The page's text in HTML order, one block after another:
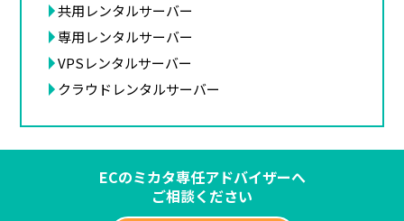
共用レンタルサーバー
専用レンタルサーバー
VPSレンタルサーバー
クラウドレンタルサーバー
ECのミカタ専任アドバイザーへ
ご相談ください